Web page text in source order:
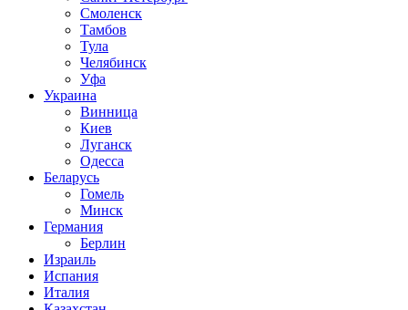
Смоленск
Тамбов
Тула
Челябинск
Уфа
Украина
Винница
Киев
Луганск
Одесса
Беларусь
Гомель
Минск
Германия
Берлин
Израиль
Испания
Италия